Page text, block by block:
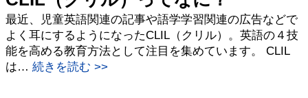
最近、児童英語関連の記事や語学学習関連の広告などで
よく耳にするようになったCLIL（クリル）。英語の４技
能を高める教育方法として注目を集めています。 CLIL
は… 続きを読む >>